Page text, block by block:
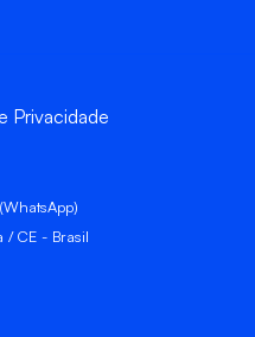
Privacidade
/ CE - Brasil